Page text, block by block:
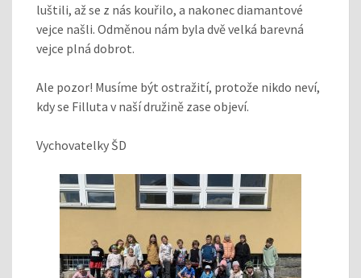
luštili, až se z nás kouřilo, a nakonec diamantové
vejce našli. Odměnou nám byla dvě velká barevná
vejce plná dobrot.
Ale pozor! Musíme být ostražití, protože nikdo neví,
kdy se Filluta v naší družině zase objeví.
Vychovatelky ŠD